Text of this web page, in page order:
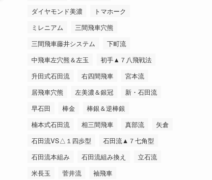
ダイヤモンド美濃
トマホーク
ミレニアム
三間飛車穴熊
三間飛車藤井システム
下町流
中飛車左穴熊＆左玉
初手▲７八飛戦法
升田式石田流
右四間飛車
宮本流
居飛車穴熊
左美濃＆銀冠
新・石田流
早石田
棒金
棒銀＆逆棒銀
楠本式石田流
相三間飛車 真部流
矢倉
石田流VS△１四歩型
石田流▲７七角型
石田流本組み
石田流組み換え
立石流
米長玉
菅井流
袖飛車